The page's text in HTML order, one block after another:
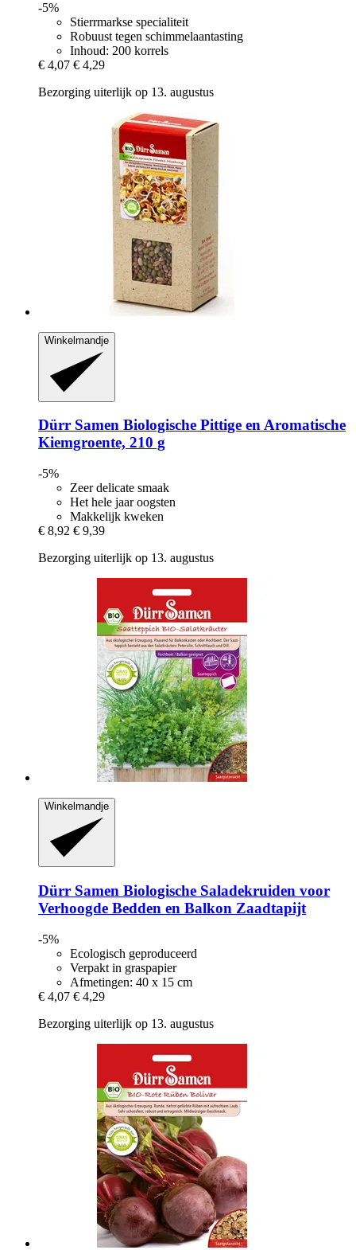
-5%
Stierrmarkse specialiteit
Robuust tegen schimmelaantasting
Inhoud: 200 korrels
€ 4,07 € 4,29
Bezorging uiterlijk op 13. augustus
Winkelmandje
Dürr Samen Biologische Pittige en Aromatische
Kiemgroente, 210 g
-5%
Zeer delicate smaak
Het hele jaar oogsten
Makkelijk kweken
€ 8,92 € 9,39
Bezorging uiterlijk op 13. augustus
Winkelmandje
Dürr Samen Biologische Saladekruiden voor
Verhoogde Bedden en Balkon Zaadtapijt
-5%
Ecologisch geproduceerd
Verpakt in graspapier
Afmetingen: 40 x 15 cm
€ 4,07 € 4,29
Bezorging uiterlijk op 13. augustus